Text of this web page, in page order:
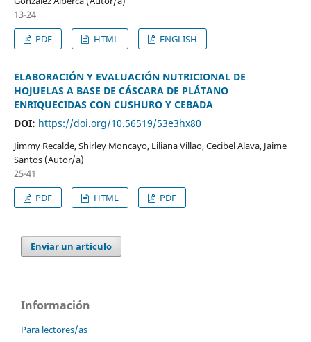
13-24
PDF
HTML ENGLISH
ELABORACIÓN Y EVALUACIÓN NUTRICIONAL DE
HOJUELAS A BASE DE CÁSCARA DE PLÁTANO
ENRIQUECIDAS CON CUSHURO Y CEBADA
DOI: https://doi.org/10.56519/53e3hx80
Jimmy Recalde, Shirley Moncayo, Liliana Villao, Cecibel Alava, Jaime
Santos (Autor/a)
25-41
PDF
HTML PDF
Enviar un artículo
Información
Para lectores/as